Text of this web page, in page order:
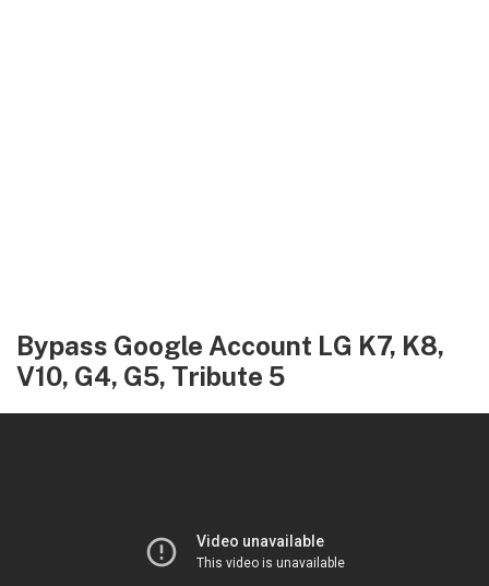
Bypass Google Account LG K7, K8,
V10, G4, G5, Tribute 5